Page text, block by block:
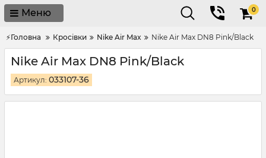
Меню 0
⚡Головна Кросівки Nike Air Max Nike Air Max DN8 Pink/Black
Nike Air Max DN8 Pink/Black
Артикул: 033107-36